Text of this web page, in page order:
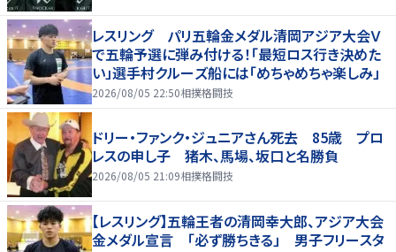
レスリング パリ五輪金メダル清岡アジア大会Ｖ
で五輪予選に弾み付ける！「最短ロス行き決めた
い」選手村クルーズ船には「めちゃめちゃ楽しみ」
2026/08/05 22:50相撲格闘技
ドリー・ファンク・ジュニアさん死去 85歳 プロ
レスの申し子 猪木、馬場、坂口と名勝負
2026/08/05 21:09相撲格闘技
【レスリング】五輪王者の清岡幸大郎、アジア大会
金メダル宣言 「必ず勝ちきる」 男子フリースタ